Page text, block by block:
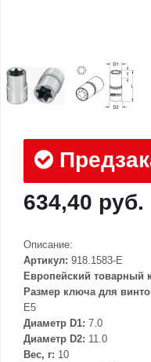
634,40 руб.
Описание:
Артикул: 918.1583-E
Европейский товарный
Размер ключа для
E5
Диаметр D1: 7.0
Диаметр D2: 11.0
Вес, г: 10